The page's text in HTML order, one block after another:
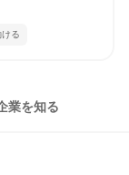
る
業を知る